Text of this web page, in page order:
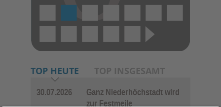
TOP HEUTE TOP INSGESAMT
30.07.2026
Ganz Niederhöchstadt wird
zur Festmeile